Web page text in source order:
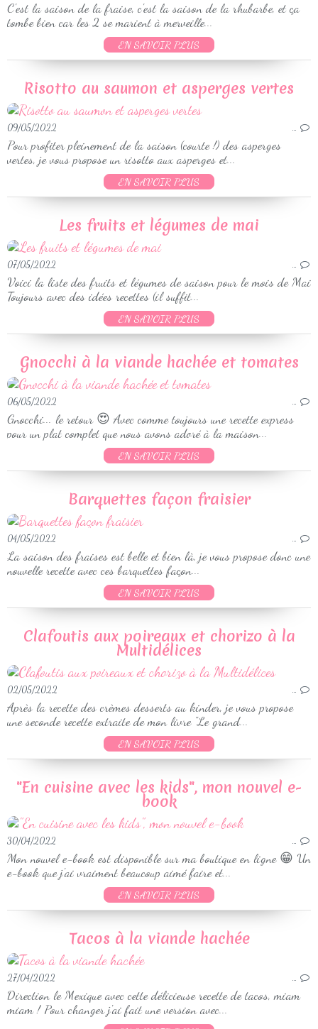
C'est la saison de la fraise, c'est la saison de la rhubarbe, et ça
tombe bien car les 2 se marient à merveille...
EN SAVOIR PLUS
Risotto au saumon et asperges vertes
09/05/2022 …
Pour profiter pleinement de la saison (courte !) des asperges
vertes, je vous propose un risotto aux asperges et...
EN SAVOIR PLUS
Les fruits et légumes de mai
07/05/2022 …
Voici la liste des fruits et légumes de saison pour le mois de Mai
Toujours avec des idées recettes (il suffit...
EN SAVOIR PLUS
Gnocchi à la viande hachée et tomates
06/05/2022 …
Gnocchi... le retour 😍 Avec comme toujours une recette express
pour un plat complet que nous avons adoré à la maison...
EN SAVOIR PLUS
Barquettes façon fraisier
04/05/2022 …
La saison des fraises est belle et bien là, je vous propose donc une
nouvelle recette avec ces barquettes façon...
EN SAVOIR PLUS
Clafoutis aux poireaux et chorizo à la
Multidélices
02/05/2022 …
Après la recette des crèmes desserts au kinder, je vous propose
une seconde recette extraite de mon livre "Le grand...
EN SAVOIR PLUS
"En cuisine avec les kids", mon nouvel e-
book
30/04/2022 …
Mon nouvel e-book est disponible sur ma boutique en ligne 😁 Un
e-book que j'ai vraiment beaucoup aimé faire et...
EN SAVOIR PLUS
Tacos à la viande hachée
27/04/2022 …
Direction le Mexique avec cette délicieuse recette de tacos, miam
miam ! Pour changer j'ai fait une version avec...